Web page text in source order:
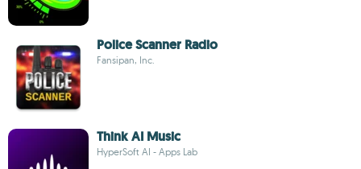
Police Scanner Radio
Fansipan, Inc.
Think AI Music
HyperSoft AI - Apps Lab